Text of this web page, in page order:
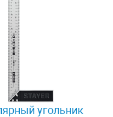
угольник